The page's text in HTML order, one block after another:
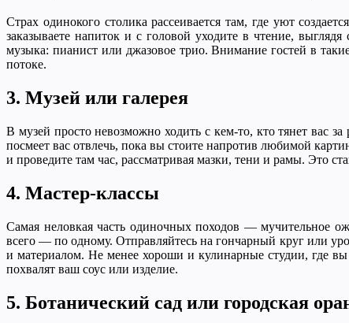
Страх одинокого столика рассеивается там, где уют
заказываете напиток и с головой уходите в чтение,
музыка: пианист или джазовое трио. Внимание гостей в
потоке.
3. Музей или галерея
В музей просто невозможно ходить с кем-то, кто тянет вас
посмеет вас отвлечь, пока вы стоите напротив любимой
и проведите там час, рассматривая мазки, тени и рамы. Это
4. Мастер-классы
Самая неловкая часть одиночных походов — мучительное
всего — по одному. Отправляйтесь на гончарный круг или
и материалом. Не менее хороши и кулинарные студии, где
похвалят ваш соус или изделие.
5. Ботанический сад или городская